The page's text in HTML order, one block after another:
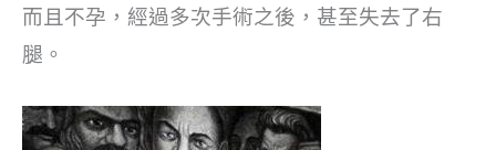
而且不孕，經過多次手術之後，甚至失去了右
腿。